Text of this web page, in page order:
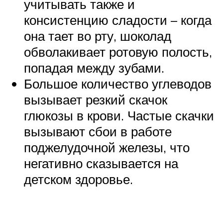
учитывать также и
консистенцию сладости – когда
она тает во рту, шоколад
обволакивает ротовую полость,
попадая между зубами.
Большое количество углеводов
вызывает резкий скачок
глюкозы в крови. Частые скачки
вызывают сбои в работе
поджелудочной железы, что
негативно сказывается на
детском здоровье.